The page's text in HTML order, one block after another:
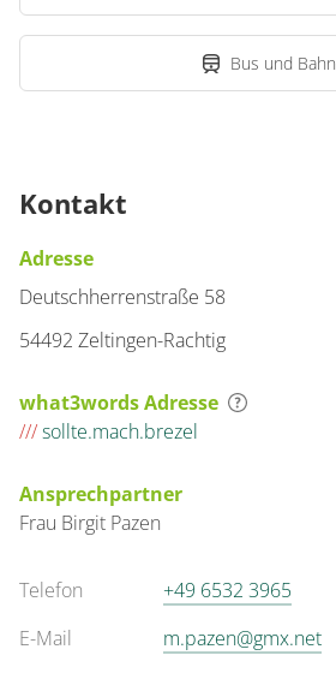
Bus und Bahn
Kontakt
Adresse
Deutschherrenstraße 58
54492 Zeltingen-Rachtig
what3words Adresse
///sollte.mach.brezel
Ansprechpartner
Frau Birgit Pazen
Telefon
+49 6532 3965
E-Mail
m.pazen@gmx.net